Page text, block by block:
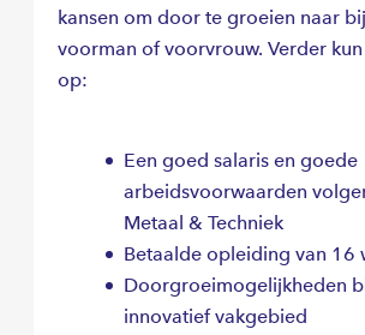
kansen om door te groeien naar
voorman of voorvrouw. Verder
op:
Een goed salaris en goede
arbeidsvoorwaarden
Metaal & Techniek
Betaalde opleiding van 16
Doorgroeimogelijkheden
innovatief vakgebied